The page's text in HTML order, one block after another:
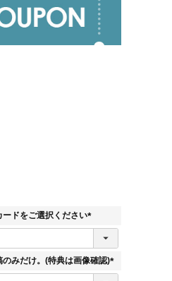
ドをご選択ください
(
須
みだけ。(特典は画像確認)
(